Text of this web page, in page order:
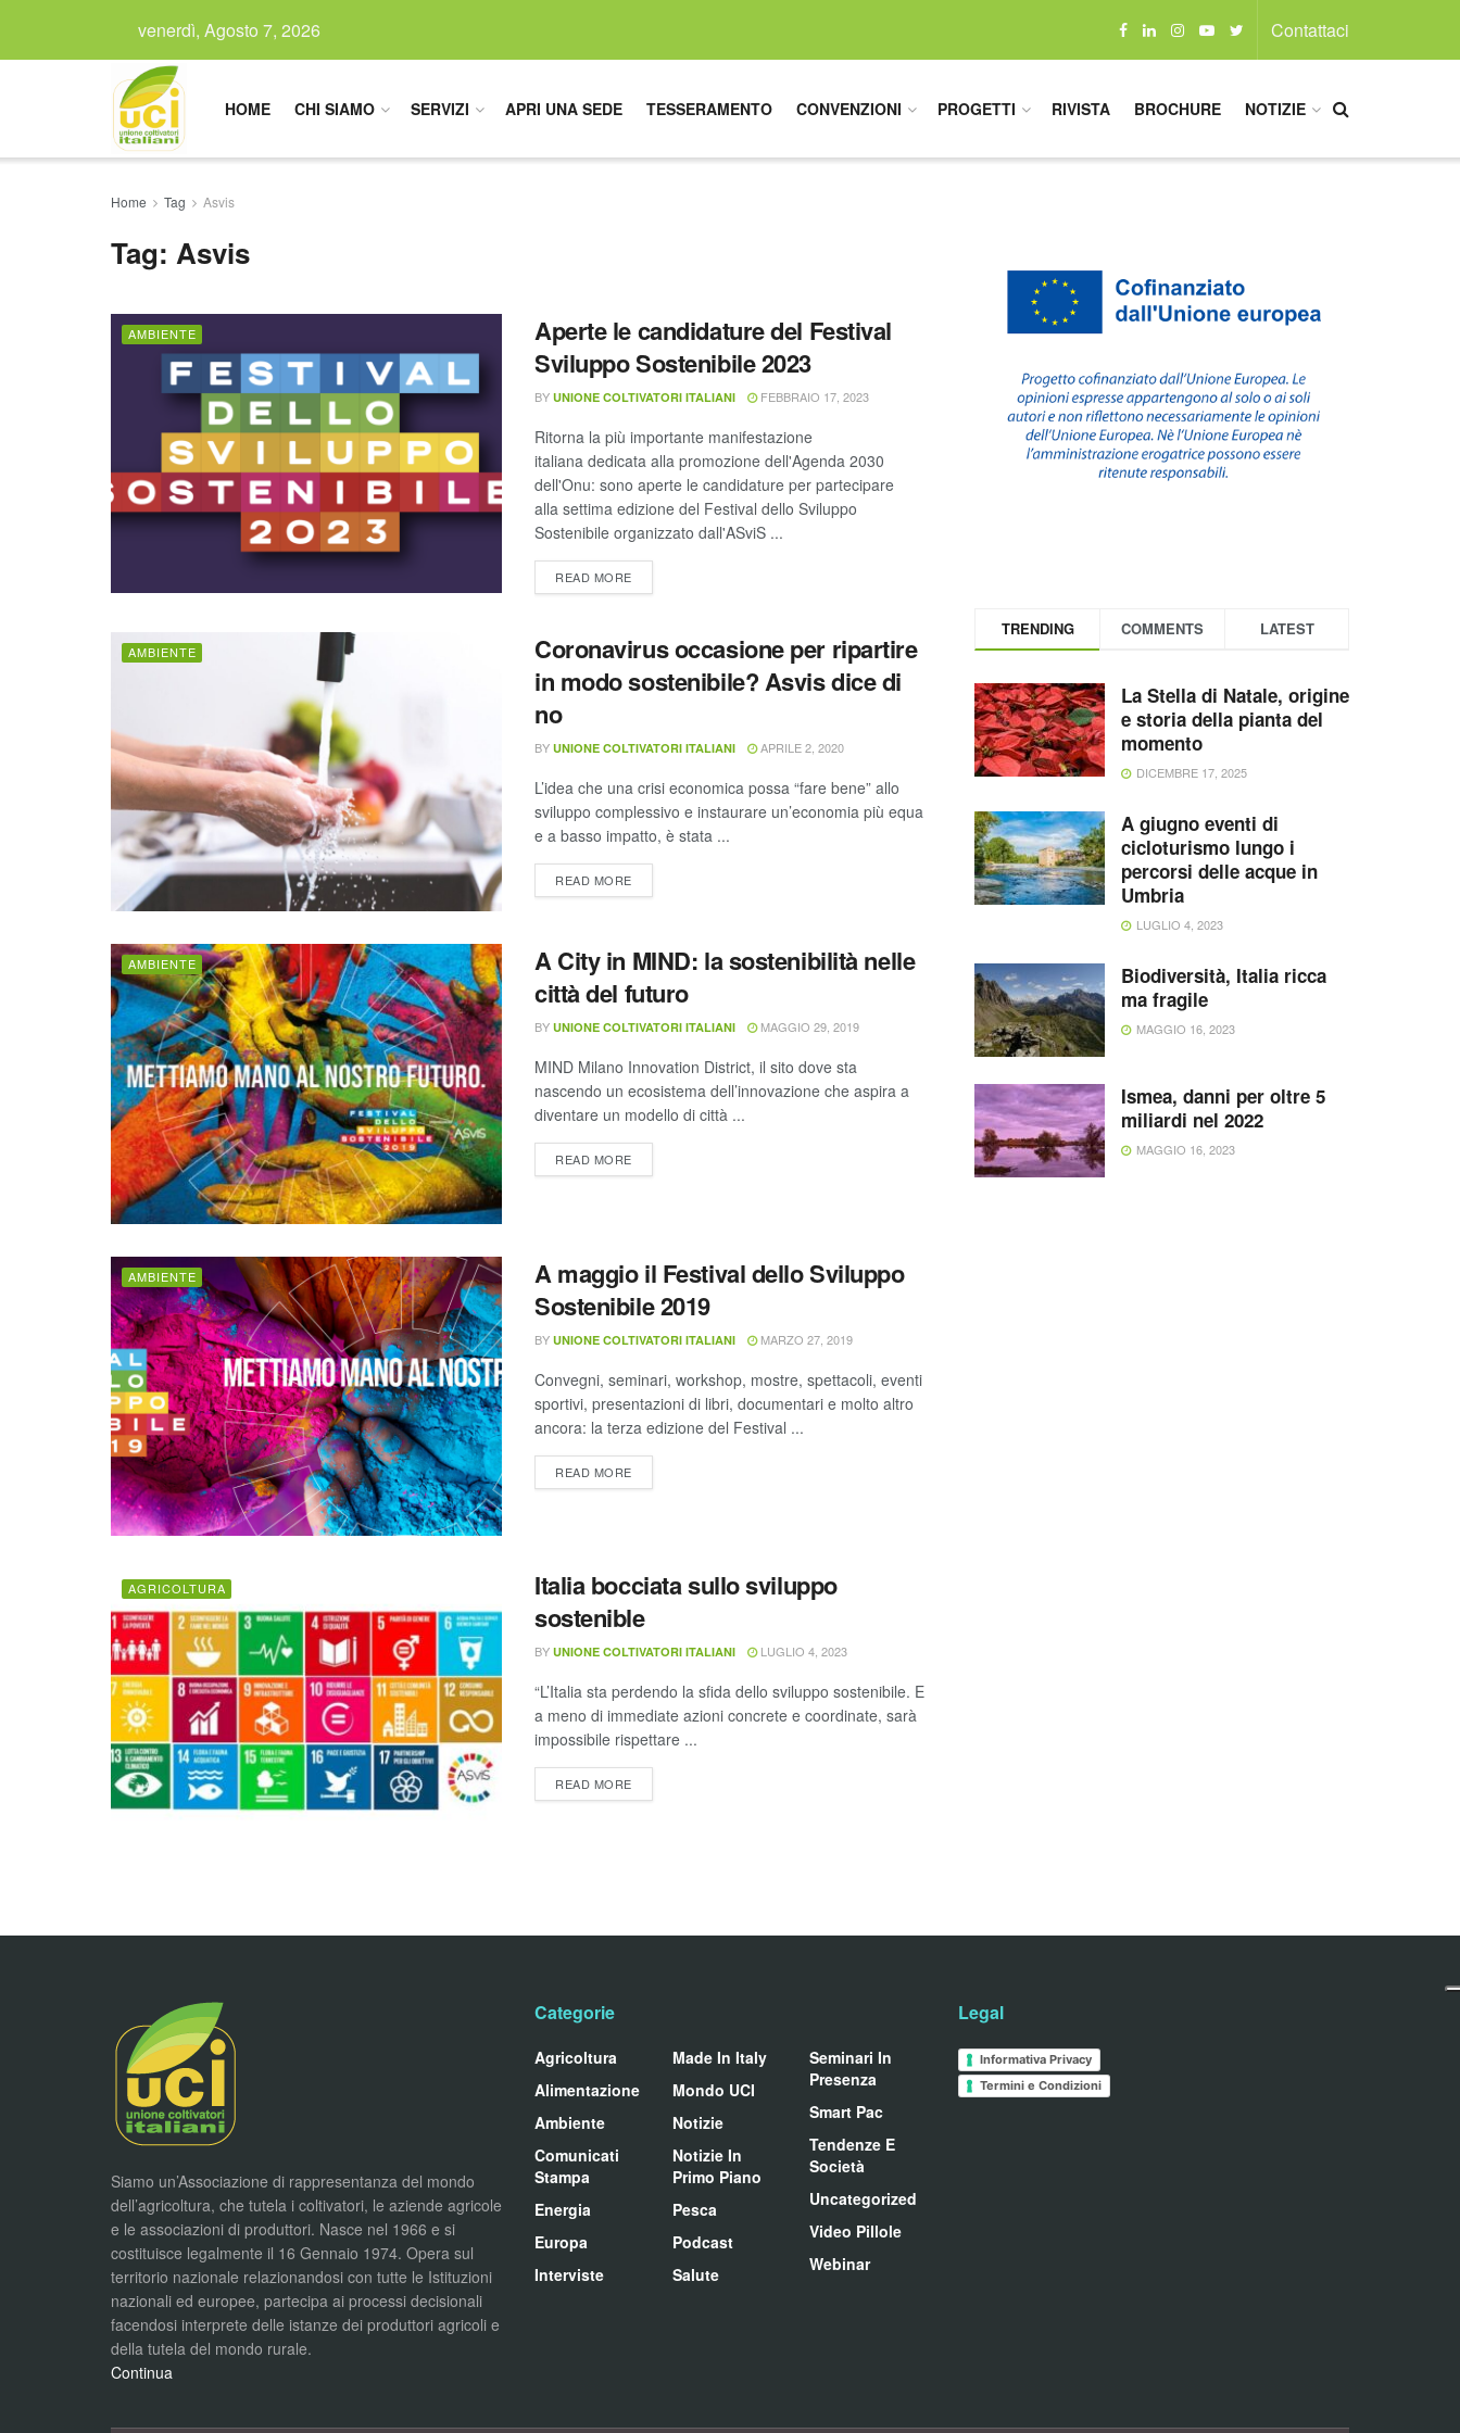
venerdì, Agosto 7, 2026 Contattaci
HOME CHI SIAMO SERVIZI APRI UNA SEDE TESSERAMENTO CONVENZIONI PROGETTI RIVISTA BROCHURE NOTIZIE
Home Tag Asvis
Tag: Asvis
AMBIENTE
Aperte le candidature del Festival
Sviluppo Sostenibile 2023
BY UNIONE COLTIVATORI ITALIANI FEBBRAIO 17, 2023
Ritorna la più importante manifestazione
italiana dedicata alla promozione dell'Agenda 2030
dell'Onu: sono aperte le candidature per partecipare
alla settima edizione del Festival dello Sviluppo
Sostenibile organizzato dall'ASviS ...
READ MORE
AMBIENTE
Coronavirus occasione per ripartire
in modo sostenibile? Asvis dice di
no
BY UNIONE COLTIVATORI ITALIANI APRILE 2, 2020
L’idea che una crisi economica possa “fare bene” allo
sviluppo complessivo e instaurare un’economia più equa
e a basso impatto, è stata ...
READ MORE
AMBIENTE
A City in MIND: la sostenibilità nelle
città del futuro
BY UNIONE COLTIVATORI ITALIANI MAGGIO 29, 2019
MIND Milano Innovation District, il sito dove sta
nascendo un ecosistema dell’innovazione che aspira a
diventare un modello di città ...
READ MORE
AMBIENTE
A maggio il Festival dello Sviluppo
Sostenibile 2019
BY UNIONE COLTIVATORI ITALIANI MARZO 27, 2019
Convegni, seminari, workshop, mostre, spettacoli, eventi
sportivi, presentazioni di libri, documentari e molto altro
ancora: la terza edizione del Festival ...
READ MORE
AGRICOLTURA
Italia bocciata sullo sviluppo
sostenible
BY UNIONE COLTIVATORI ITALIANI LUGLIO 4, 2023
“L’Italia sta perdendo la sfida dello sviluppo sostenibile. E
a meno di immediate azioni concrete e coordinate, sarà
impossibile rispettare ...
READ MORE
TRENDING COMMENTS LATEST
La Stella di Natale, origine
e storia della pianta del
momento
DICEMBRE 17, 2025
A giugno eventi di
cicloturismo lungo i
percorsi delle acque in
Umbria
LUGLIO 4, 2023
Biodiversità, Italia ricca
ma fragile
MAGGIO 16, 2023
Ismea, danni per oltre 5
miliardi nel 2022
MAGGIO 16, 2023
Siamo un’Associazione di rappresentanza del mondo
dell’agricoltura, che tutela i coltivatori, le aziende agricole
e le associazioni di produttori. Nasce nel 1966 e si
costituisce legalmente il 16 Gennaio 1974. Opera sul
territorio nazionale relazionandosi con tutte le Istituzioni
nazionali ed europee, partecipa ai processi decisionali
facendosi interprete delle istanze dei produttori agricoli e
della tutela del mondo rurale.
Continua
Categorie
Agricoltura
Alimentazione
Ambiente
Comunicati
Stampa
Energia
Europa
Interviste
Made In Italy
Mondo UCI
Notizie
Notizie In
Primo Piano
Pesca
Podcast
Salute
Seminari In
Presenza
Smart Pac
Tendenze E
Società
Uncategorized
Video Pillole
Webinar
Legal
Informativa Privacy
Termini e Condizioni